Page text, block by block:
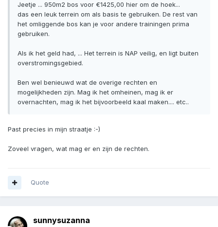
Jeetje ... 950m2 bos voor €1425,00 hier om de hoek...
das een leuk terrein om als basis te gebruiken. De rest van
het omliggende bos kan je voor andere trainingen prima
gebruiken.
Als ik het geld had, ... Het terrein is NAP veilig, en ligt buiten
overstromingsgebied.
Ben wel benieuwd wat de overige rechten en
mogelijkheden zijn. Mag ik het omheinen, mag ik er
overnachten, mag ik het bijvoorbeeld kaal maken.... etc..
Past precies in mijn straatje :-)
Zoveel vragen, wat mag er en zijn de rechten.
Quote
sunnysuzanna